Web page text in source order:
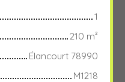
1
210 m²
Élancourt 78990
M1218